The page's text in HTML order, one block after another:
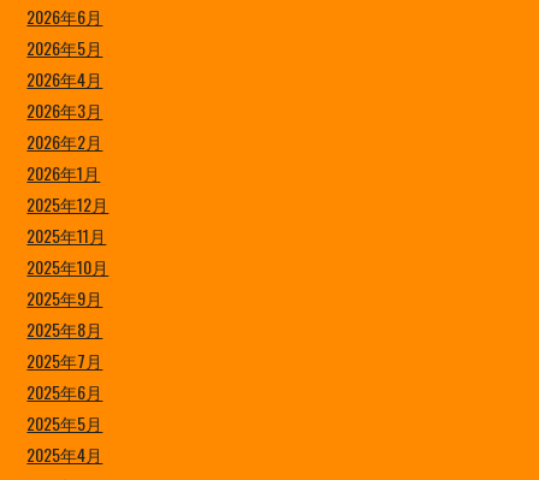
2026年6月
2026年5月
2026年4月
2026年3月
2026年2月
2026年1月
2025年12月
2025年11月
2025年10月
2025年9月
2025年8月
2025年7月
2025年6月
2025年5月
2025年4月